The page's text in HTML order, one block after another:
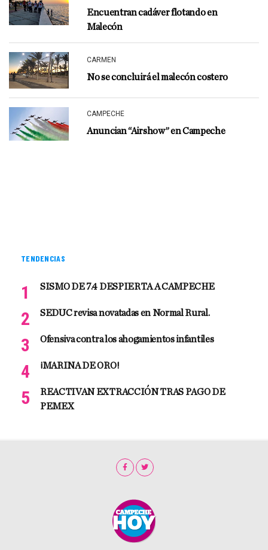
Encuentran cadáver flotando en
Malecón
CARMEN
No se concluirá el malecón costero
CAMPECHE
Anuncian “Airshow” en Campeche
TENDENCIAS
SISMO DE 7.4 DESPIERTA A CAMPECHE
SEDUC revisa novatadas en Normal Rural.
Ofensiva contra los ahogamientos infantiles
¡MARINA DE ORO!
REACTIVAN EXTRACCIÓN TRAS PAGO DE
PEMEX